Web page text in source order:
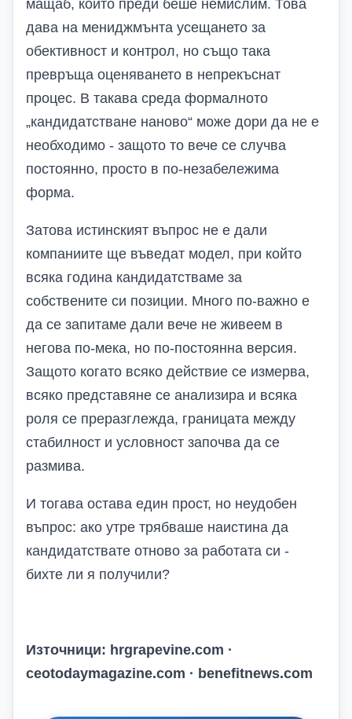
мащаб, който преди беше немислим. Това
дава на мениджмънта усещането за
обективност и контрол, но също така
превръща оценяването в непрекъснат
процес. В такава среда формалното
„кандидатстване наново“ може дори да не е
необходимо - защото то вече се случва
постоянно, просто в по-незабележима
форма.
Затова истинският въпрос не е дали
компаниите ще въведат модел, при който
всяка година кандидатстваме за
собствените си позиции. Много по-важно е
да се запитаме дали вече не живеем в
негова по-мека, но по-постоянна версия.
Защото когато всяко действие се измерва,
всяко представяне се анализира и всяка
роля се преразглежда, границата между
стабилност и условност започва да се
размива.
И тогава остава един прост, но неудобен
въпрос: ако утре трябваше наистина да
кандидатствате отново за работата си -
бихте ли я получили?
Източници: hrgrapevine.com ·
ceotodaymagazine.com · benefitnews.com